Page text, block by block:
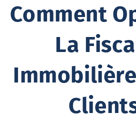
Comment
La